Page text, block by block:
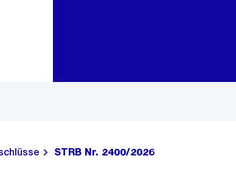
STRB Nr. 2400/2026